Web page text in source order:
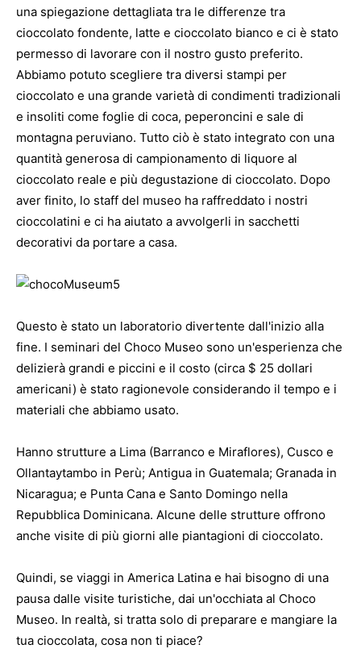
una spiegazione dettagliata tra le differenze tra
cioccolato fondente, latte e cioccolato bianco e ci è stato
permesso di lavorare con il nostro gusto preferito.
Abbiamo potuto scegliere tra diversi stampi per
cioccolato e una grande varietà di condimenti tradizionali
e insoliti come foglie di coca, peperoncini e sale di
montagna peruviano. Tutto ciò è stato integrato con una
quantità generosa di campionamento di liquore al
cioccolato reale e più degustazione di cioccolato. Dopo
aver finito, lo staff del museo ha raffreddato i nostri
cioccolatini e ci ha aiutato a avvolgerli in sacchetti
decorativi da portare a casa.
Questo è stato un laboratorio divertente dall'inizio alla
fine. I seminari del Choco Museo sono un'esperienza che
delizierà grandi e piccini e il costo (circa $ 25 dollari
americani) è stato ragionevole considerando il tempo e i
materiali che abbiamo usato.
Hanno strutture a Lima (Barranco e Miraflores), Cusco e
Ollantaytambo in Perù; Antigua in Guatemala; Granada in
Nicaragua; e Punta Cana e Santo Domingo nella
Repubblica Dominicana. Alcune delle strutture offrono
anche visite di più giorni alle piantagioni di cioccolato.
Quindi, se viaggi in America Latina e hai bisogno di una
pausa dalle visite turistiche, dai un'occhiata al Choco
Museo. In realtà, si tratta solo di preparare e mangiare la
tua cioccolata, cosa non ti piace?